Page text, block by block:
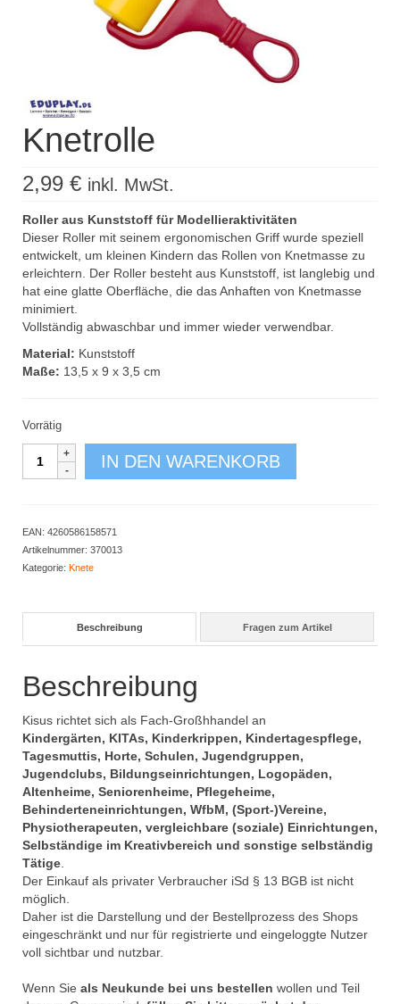
Newsletter
Products
search
Knetrolle
2,99 € inkl. MwSt.
Roller aus Kunststoff für Modellieraktivitäten
Dieser Roller mit seinem ergonomischen Griff wurde speziell
entwickelt, um kleinen Kindern das Rollen von Knetmasse zu
erleichtern. Der Roller besteht aus Kunststoff, ist langlebig und
hat eine glatte Oberfläche, die das Anhaften von Knetmasse
minimiert.
Vollständig abwaschbar und immer wieder verwendbar.
Material: Kunststoff
Maße: 13,5 x 9 x 3,5 cm
Vorrätig
Knetrolle
Menge
IN DEN WARENKORB
EAN: 4260586158571
Artikelnummer: 370013
Kategorie: Knete
Beschreibung Fragen zum Artikel
Beschreibung
Kisus richtet sich als Fach-Großhhandel an
Kindergärten, KITAs, Kinderkrippen, Kindertagespflege,
Tagesmuttis, Horte, Schulen, Jugendgruppen,
Jugendclubs, Bildungseinrichtungen, Logopäden,
Altenheime, Seniorenheime, Pflegeheime,
Behinderteneinrichtungen, WfbM, (Sport-)Vereine,
Physiotherapeuten, vergleichbare (soziale) Einrichtungen,
Selbständige im Kreativbereich und sonstige selbständig
Tätige.
Der Einkauf als privater Verbraucher iSd § 13 BGB ist nicht
möglich.
Daher ist die Darstellung und der Bestellprozess des Shops
eingeschränkt und nur für registrierte und eingeloggte Nutzer
voll sichtbar und nutzbar.
Wenn Sie als Neukunde bei uns bestellen wollen und Teil